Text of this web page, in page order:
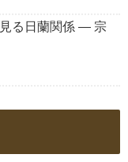
る日蘭関係 ― 宗